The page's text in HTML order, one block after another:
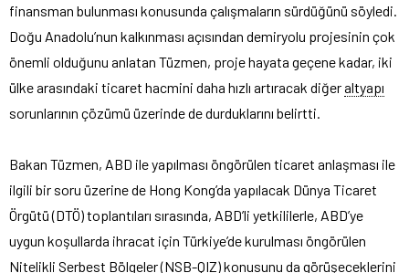
finansman bulunması konusunda çalışmaların sürdüğünü söyledi.
Doğu Anadolu’nun kalkınması açısından demiryolu projesinin çok
önemli olduğunu anlatan Tüzmen, proje hayata geçene kadar, iki
ülke arasındaki ticaret hacmini daha hızlı artıracak diğeraltyapı
sorunlarının çözümü üzerinde de durduklarını belirtti.
Bakan Tüzmen, ABD ile yapılması öngörülen ticaret anlaşması ile
ilgili bir soru üzerine de Hong Kong’da yapılacak Dünya Ticaret
Örgütü (DTÖ) toplantıları sırasında, ABD’li yetkililerle, ABD’ye
uygun koşullarda ihracat için Türkiye’de kurulması öngörülen
Nitelikli Serbest Bölgeler (NSB-QIZ) konusunu da görüşeceklerini